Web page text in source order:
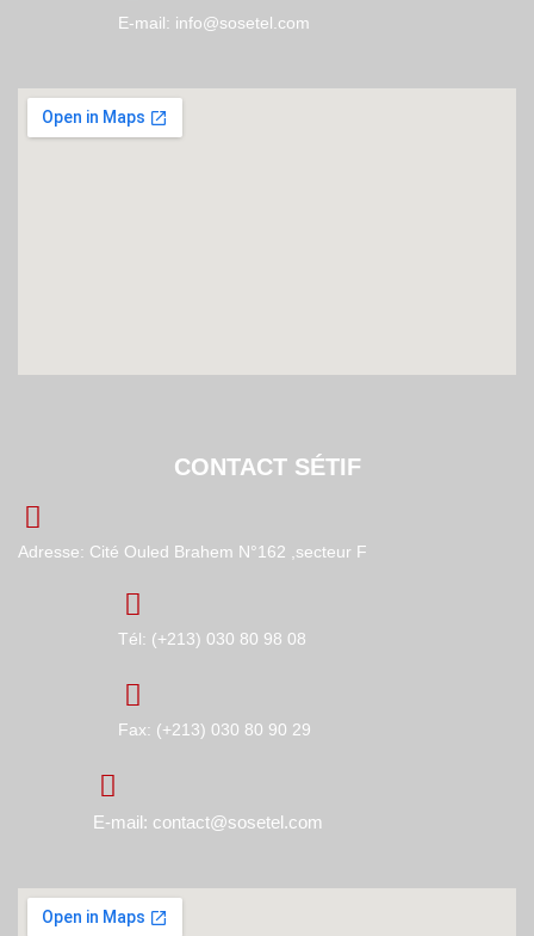
E-mail: info@sosetel.com
CONTACT SÉTIF
Adresse: Cité Ouled Brahem N°162 ,secteur F
Tél: (+213) 030 80 98 08
Fax: (+213) 030 80 90 29
E-mail: contact@sosetel.com